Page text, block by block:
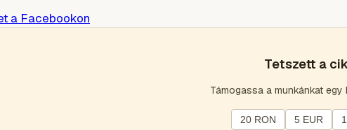
a Facebookon
Tetszett a
Támogassa a munkánkat
20 RON 5 EUR